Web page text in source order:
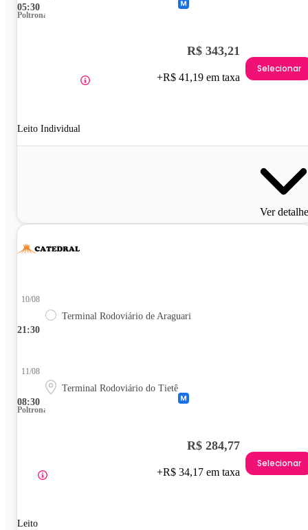
05:30
Poltrona
Leito Individual
R$ 343,21
+R$ 41,19 em taxa
Selecionar
Ver
21:30
10/08
Terminal Rodoviário de Araguari
08:30
11/08
Terminal Rodoviário do Tietê
Poltrona
Leito
R$ 284,77
+R$ 34,17 em taxa
Selecionar